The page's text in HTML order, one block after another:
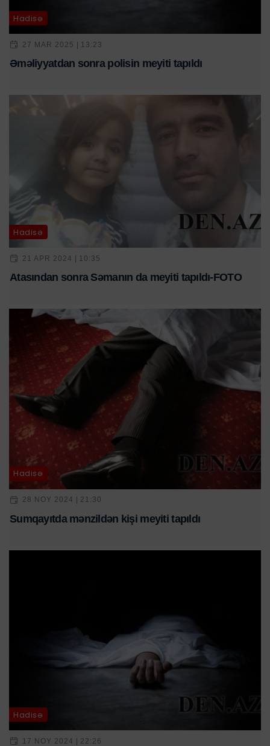
Hadisə
27 MAR 2025 | 13:23
Əməliyyatdan sonra polisin meyiti tapıldı
Hadisə
21 APR 2024 | 10:35
Atasından sonra Səmanın da meyiti tapıldı-FOTO
Hadisə
28 NOY 2024 | 21:30
Sumqayıtda mənzildən kişi meyiti tapıldı
Hadisə
17 NOY 2024 | 22:26